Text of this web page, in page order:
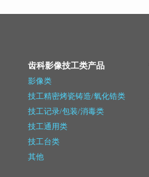
齿科影像技工类产品
影像类
技工精密烤瓷铸造/氧化锆类
技工记录/包装/消毒类
技工通用类
技工台类
其他